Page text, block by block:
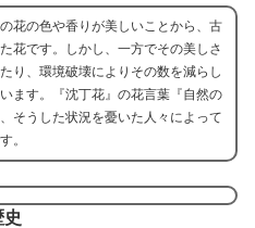
の花の色や香りが美しいことから、古
花です。しかし、一方でその美しさ
り、環境破壊によりその数を減らし
ます。『沈丁花』の花言葉『自然の
そうした状況を憂いた人々によって
。